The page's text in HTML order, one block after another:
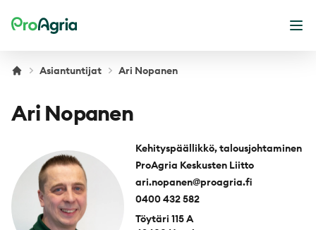
ProAgria
Asiantuntijat Ari Nopanen
Ari Nopanen
Kehityspäällikkö, talousjohtaminen
ProAgria Keskusten Liitto
ari.nopanen@proagria.fi
0400 432 582
Töytäri 115 A